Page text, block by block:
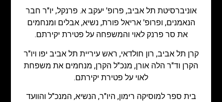
אוניברסיטת תל אביב, פרופ' יעקב א. פרנקל, יו"ר חבר
הנאמנים, ופרופ' אריאל פורת, נשיא, אבלים ומנחמים
את סר פרנק לאוי והמשפחה על פטירת יקירתם.
קרן תל אביב, רון חולדאי, ראש עיריית תל אביב יפו ויו"ר
הקרן וד"ר הלה אורן, מנכ"ל הקרן, מנחמים את משפחת
לאוי על פטירת יקירתם.
בית ספר למוסיקה רימון, היו"ר, הנשיא, המנכ"ל והוועד